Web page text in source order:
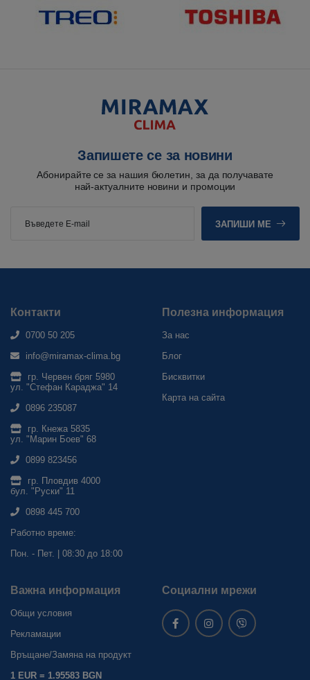
Запишете се за новини
Абонирайте се за нашия бюлетин, за да получавате
най-актуалните новини и промоции
ЗАПИШИ МЕ
Контакти
0700 50 205
info@miramax-clima.bg
гр. Червен бряг 5980
ул. "Стефан Караджа" 14
0896 235087
гр. Кнежа 5835
ул. "Марин Боев" 68
0899 823456
гр. Пловдив 4000
бул. "Руски" 11
0898 445 700
Работно време:
Пон. - Пет. | 08:30 до 18:00
Полезна информация
За нас
Блог
Бисквитки
Карта на сайта
Важна информация
Общи условия
Рекламации
Връщане/Замяна на продукт
1 EUR = 1.95583 BGN
Социални мрежи